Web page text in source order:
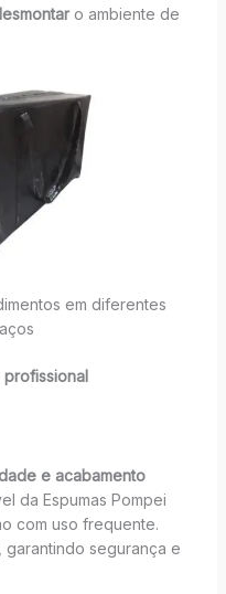
o ambiente de
em diferentes
e acabamento
da Espumas Pompei
com uso frequente.
garantindo segurança e